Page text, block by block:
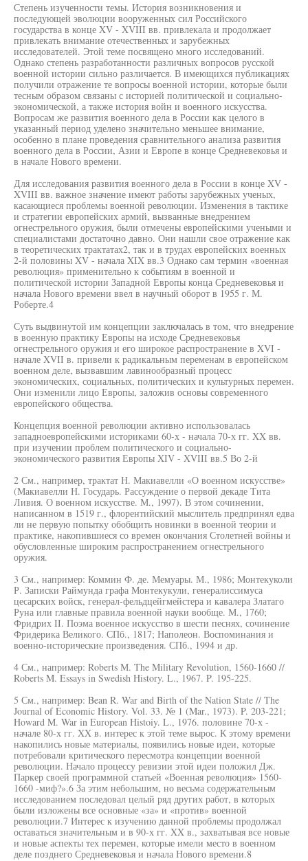
Степень изученности темы. История возникновения и
последующей эволюции вооруженных сил Российского
государства в конце XV - XVIII вв. привлекала и продолжает
привлекать внимание отечественных и зарубежных
исследователей. Этой теме посвящено много исследований.
Однако степень разработанности различных вопросов русской
военной истории сильно различается. В имеющихся публикациях
получили отражение те вопросы военной истории, которые были
тесным образом связаны с историей политической и социально-
экономической, а также история войн и военного искусства.
Вопросам же развития военного дела в России как целого в
указанный период уделено значительно меньшее внимание,
особенно в плане проведения сравнительного анализа развития
военного дела в России, Азии и Европе в конце Средневековья и
в начале Нового времени.
Для исследования развития военного дела в России в конце XV -
XVIII вв. важное значение имеют работы зарубежных ученых,
касающиеся проблемы военной революции. Изменения в тактике
и стратегии европейских армий, вызванные внедрением
огнестрельного оружия, были отмечены европейскими учеными и
специалистами достаточно давно. Они нашли свое отражение как
в теоретических трактатах2, так и в трудах европейских военных
2-й половины XV - начала XIX вв.3 Однако сам термин «военная
революция» применительно к событиям в военной и
политической истории Западной Европы конца Средневековья и
начала Нового времени ввел в научный оборот в 1955 г. М.
Роберте.4
Суть выдвинутой им концепции заключалась в том, что внедрение
в военную практику Европы на исходе Средневековья
огнестрельного оружия и его широкое распространение в XVI -
начале XVII в. привели к радикальным переменам в европейском
военном деле, вызвавшим лавинообразный процесс
экономических, социальных, политических и культурных перемен.
Они изменили лицо Европы, заложив основы современного
европейского общества.
Концепция военной революции активно использовалась
западноевропейскими историками 60-х - начала 70-х гг. XX вв.
при изучении проблем политического и социально-
экономического развития Европы XIV - XVIII вв.5 Во 2-й
2 См., например, трактат Н. Макиавелли «О военном искусстве»
(Макиавелли Н. Государь. Рассуждение о первой декаде Тита
Ливия. О военном искусстве. М., 1997). В этом сочинении,
написанном в 1519 г., флорентийский мыслитель предпринял едва
ли не первую попытку обобщить новинки в военной теории и
практике, накопившиеся со времен окончания Столетней войны и
обусловленные широким распространением огнестрельного
оружия.
3 См., например: Коммин Ф. де. Мемуары. М., 1986; Монтекуколи
Р. Записки Раймунда графа Монтекукули, генералиссимуса
цесарских войск, генерал-фельдцейгмейстера и кавалера Златаго
Руна или главные правила военной науки вообще. М., 1760;
Фридрих II. Поэма военное искусство в шести песнях, сочинение
Фридерика Великого. СПб., 1817; Наполеон. Воспоминания и
военно-исторические произведения. СПб., 1994 и др.
4 См., например: Roberts М. The Military Revolution, 1560-1660 //
Roberts M. Essays in Swedish History. L., 1967. P. 195-225.
5 См., например: Bean R. War and Birth of the Nation State // The
Journal of Economic History. Vol. 33. № 1 (Mar., 1973). P. 203-221;
Howard M. War in European Histoiy. L., 1976. половине 70-х -
начале 80-х гг. XX в. интерес к этой теме вырос. К этому времени
накопились новые материалы, появились новые идеи, которые
потребовали критического пересмотра концепции военной
революции. Начало процессу ревизии этой идеи положил Дж.
Паркер своей программной статьей «Военная революция» 1560-
1660 -миф?».6 За этим небольшим, но весьма содержательным
исследованием последовал целый ряд других работ, в которых
были изложены все основные «за» и «против» военной
революции.7 Интерес к изучению данной проблемы продолжал
оставаться значительным и в 90-х гг. XX в., захватывая все новые
и новые аспекты тех перемен, которые имели место в военном
деле позднего Средневековья и начала Нового времени.8